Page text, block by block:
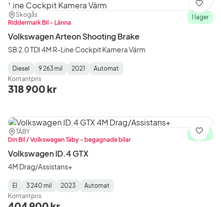
Plats:
Skogås
Återförsäljare:
Riddermark Bil - Länna
I lager
Volkswagen Arteon Shooting Brake
SB 2.0 TDI 4M R-Line Cockpit Kamera Värm
Fuel
Type:
Diesel
Mätarställning:
9 263 mil
Model
Year:
2021
Gearbox
Type:
Automat
Kontantpris
318 900 kr
Spara
Plats:
TÄBY
Återförsäljare:
Din Bil / Volkswagen Täby - begagnade bilar
I lager
Volkswagen ID.4 GTX
4M Drag/Assistans+
Fuel
Type:
El
Mätarställning :
3 240 mil
Model
Year:
2023
Gearbox
Type:
Automat
Kontantpris
Spara